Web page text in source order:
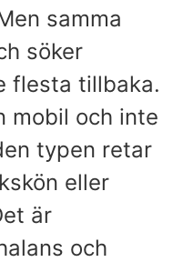
samma
söker
flesta tillbaka.
mobil och inte
typen retar
eller
är
och